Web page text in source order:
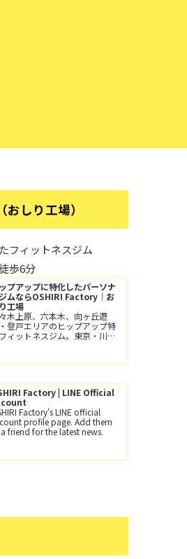
しり工場）
フィットネスジム
歩6分
プアップに特化したパーソナ
ムならOSHIRI Factory｜お
工場
木上原、六本木、向ヶ丘遊
登戸エリアのヒップアップ特
ィットネスジム。東京・川崎
ッスン（レッツ！おし
分、登戸駅/徒歩12分。
Factory | LINE Official
Factory's LINE official
profile page. Add them
a friend for the latest news.